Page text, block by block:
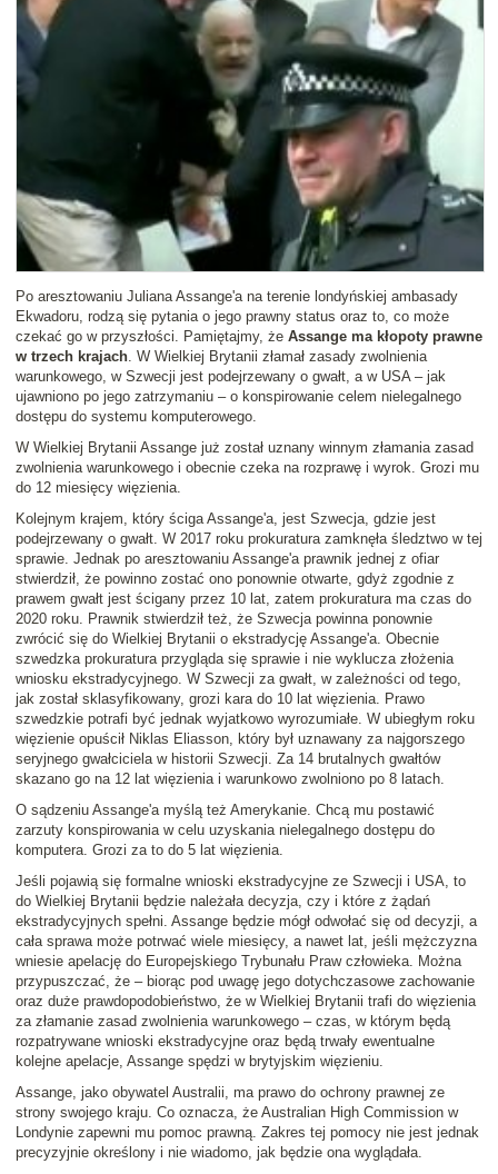
Po aresztowaniu Juliana Assange'a na terenie londyńskiej ambasady
Ekwadoru, rodzą się pytania o jego prawny status oraz to, co może
czekać go w przyszłości. Pamiętajmy, że Assange ma kłopoty prawne
w trzech krajach. W Wielkiej Brytanii złamał zasady zwolnienia
warunkowego, w Szwecji jest podejrzewany o gwałt, a w USA – jak
ujawniono po jego zatrzymaniu – o konspirowanie celem nielegalnego
dostępu do systemu komputerowego.
W Wielkiej Brytanii Assange już został uznany winnym złamania zasad
zwolnienia warunkowego i obecnie czeka na rozprawę i wyrok. Grozi mu
do 12 miesięcy więzienia.
Kolejnym krajem, który ściga Assange'a, jest Szwecja, gdzie jest
podejrzewany o gwałt. W 2017 roku prokuratura zamknęła śledztwo w tej
sprawie. Jednak po aresztowaniu Assange'a prawnik jednej z ofiar
stwierdził, że powinno zostać ono ponownie otwarte, gdyż zgodnie z
prawem gwałt jest ścigany przez 10 lat, zatem prokuratura ma czas do
2020 roku. Prawnik stwierdził też, że Szwecja powinna ponownie
zwrócić się do Wielkiej Brytanii o ekstradycję Assange'a. Obecnie
szwedzka prokuratura przygląda się sprawie i nie wyklucza złożenia
wniosku ekstradycyjnego. W Szwecji za gwałt, w zależności od tego,
jak został sklasyfikowany, grozi kara do 10 lat więzienia. Prawo
szwedzkie potrafi być jednak wyjatkowo wyrozumiałe. W ubiegłym roku
więzienie opuścił Niklas Eliasson, który był uznawany za najgorszego
seryjnego gwałciciela w historii Szwecji. Za 14 brutalnych gwałtów
skazano go na 12 lat więzienia i warunkowo zwolniono po 8 latach.
O sądzeniu Assange'a myślą też Amerykanie. Chcą mu postawić
zarzuty konspirowania w celu uzyskania nielegalnego dostępu do
komputera. Grozi za to do 5 lat więzienia.
Jeśli pojawią się formalne wnioski ekstradycyjne ze Szwecji i USA, to
do Wielkiej Brytanii będzie należała decyzja, czy i które z żądań
ekstradycyjnych spełni. Assange będzie mógł odwołać się od decyzji, a
cała sprawa może potrwać wiele miesięcy, a nawet lat, jeśli mężczyzna
wniesie apelację do Europejskiego Trybunału Praw człowieka. Można
przypuszczać, że – biorąc pod uwagę jego dotychczasowe zachowanie
oraz duże prawdopodobieństwo, że w Wielkiej Brytanii trafi do więzienia
za złamanie zasad zwolnienia warunkowego – czas, w którym będą
rozpatrywane wnioski ekstradycyjne oraz będą trwały ewentualne
kolejne apelacje, Assange spędzi w brytyjskim więzieniu.
Assange, jako obywatel Australii, ma prawo do ochrony prawnej ze
strony swojego kraju. Co oznacza, że Australian High Commission w
Londynie zapewni mu pomoc prawną. Zakres tej pomocy nie jest jednak
precyzyjnie określony i nie wiadomo, jak będzie ona wyglądała.